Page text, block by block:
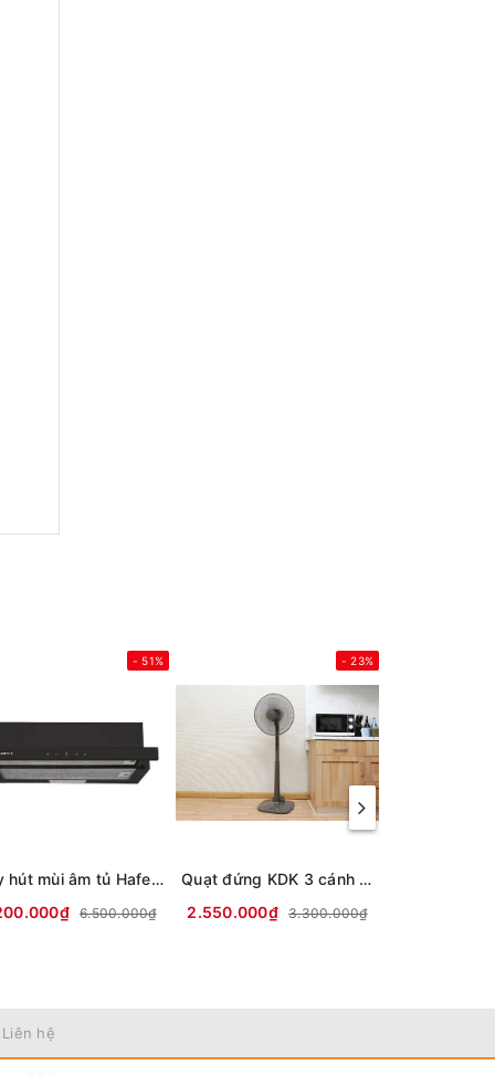
- 51%
Máy hút mùi âm tủ Hafele HC-H7031TB
6.500.000₫
- 23%
Quạt đứng KDK 3 cánh M40K GY 50W
2.550.000₫
3.300.000₫
hệ